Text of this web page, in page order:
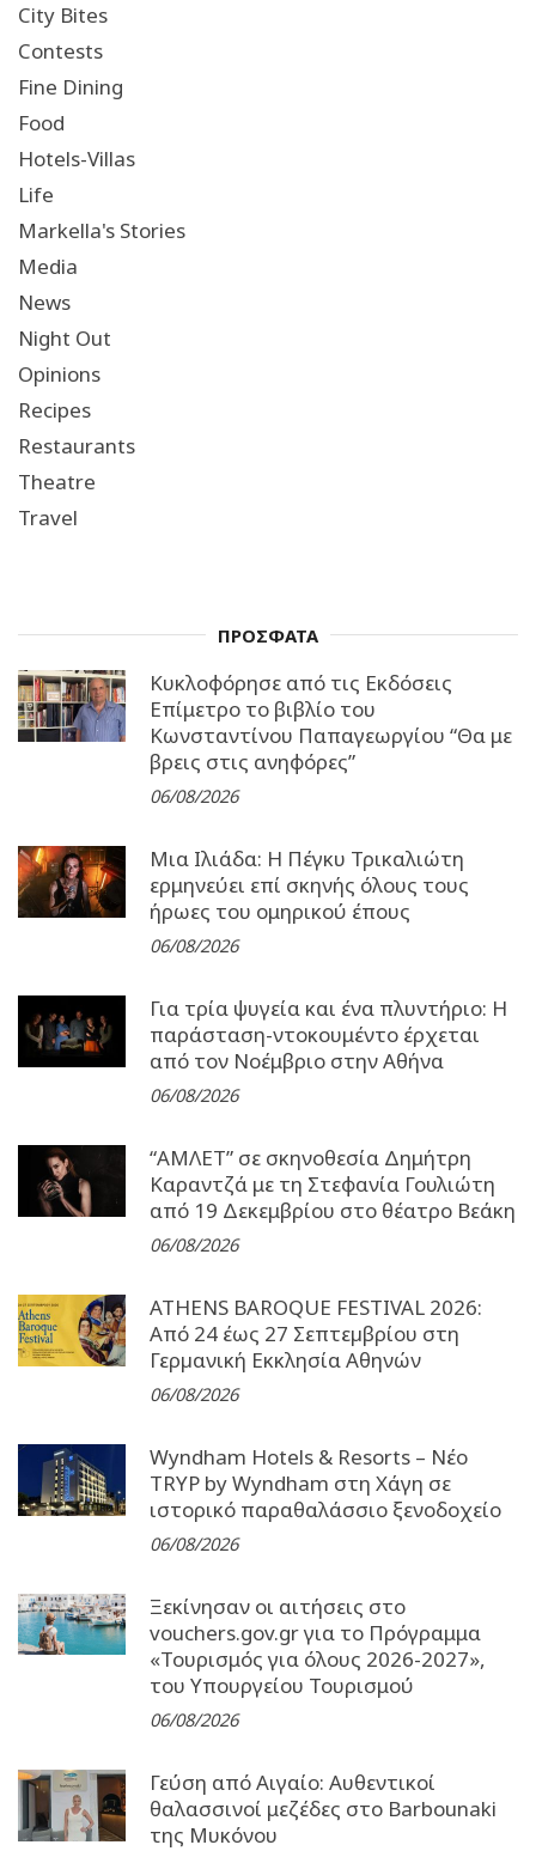
City Bites
Contests
Fine Dining
Food
Hotels-Villas
Life
Markella's Stories
Media
News
Night Out
Opinions
Recipes
Restaurants
Theatre
Travel
ΠΡΟΣΦΑΤΑ
Κυκλοφόρησε από τις Εκδόσεις
Επίμετρο το βιβλίο του
Κωνσταντίνου Παπαγεωργίου “Θα με
βρεις στις ανηφόρες”
06/08/2026
Μια Ιλιάδα: H Πέγκυ Τρικαλιώτη
ερμηνεύει επί σκηνής όλους τους
ήρωες του ομηρικού έπους
06/08/2026
Για τρία ψυγεία και ένα πλυντήριο: Η
παράσταση-ντοκουμέντο έρχεται
από τον Νοέμβριο στην Αθήνα
06/08/2026
“ΑΜΛΕΤ” σε σκηνοθεσία Δημήτρη
Καραντζά με τη Στεφανία Γουλιώτη
από 19 Δεκεμβρίου στο θέατρο Βεάκη
06/08/2026
ATHENS BAROQUE FESTIVAL 2026:
Από 24 έως 27 Σεπτεµβρίου στη
Γερµανική Εκκλησία Αθηνών
06/08/2026
Wyndham Hotels & Resorts – Νέο
TRYP by Wyndham στη Χάγη σε
ιστορικό παραθαλάσσιο ξενοδοχείο
06/08/2026
Ξεκίνησαν οι αιτήσεις στο
vouchers.gov.gr για το Πρόγραμμα
«Τουρισμός για όλους 2026-2027»,
του Υπουργείου Τουρισμού
06/08/2026
Γεύση από Αιγαίο: Αυθεντικοί
θαλασσινοί μεζέδες στο Barbounaki
της Μυκόνου